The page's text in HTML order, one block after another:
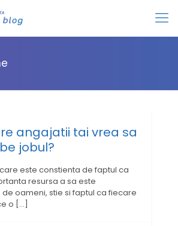
angajatii tai vrea sa
jobul?
este constienta de faptul ca
resursa a sa este
oameni, stie si faptul ca fiecare
o […]